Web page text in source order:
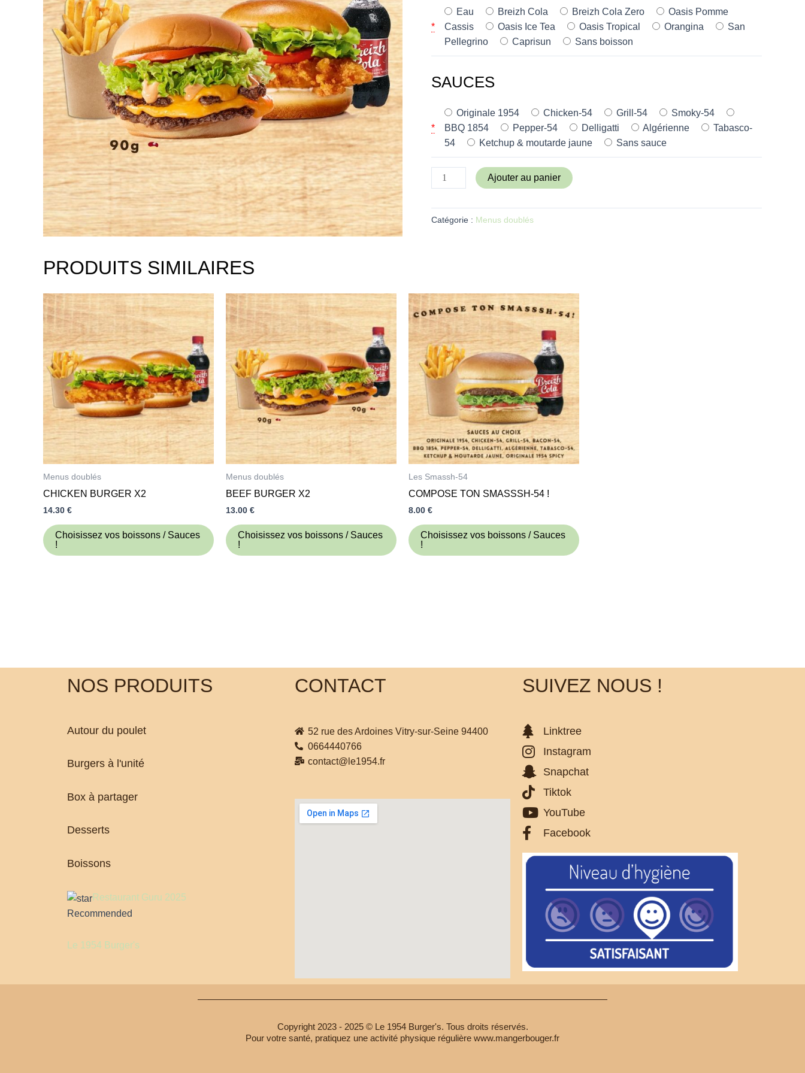
*
Eau Breizh Cola Breizh Cola Zero
Oasis Pomme
Cassis
Oasis Ice Tea Oasis Tropical Orangina
San
Pellegrino
Caprisun Sans boisson
SAUCES
*
Originale 1954 Chicken-54 Grill-54
Smoky-54
BBQ 1854
Pepper-54 Delligatti Algérienne
Tabasco-
54
Ketchup & moutarde jaune Sans sauce
Ajouter au panier
Catégorie : Menus doublés
PRODUITS SIMILAIRES
Menus doublés
CHICKEN BURGER X2
14.30 €
Choisissez vos boissons / Sauces
!
Menus doublés
BEEF BURGER X2
13.00 €
Choisissez vos boissons / Sauces
!
Les Smassh-54
COMPOSE TON SMASSSH-54 !
8.00 €
Choisissez vos boissons / Sauces
!
NOS PRODUITS
Autour du poulet
Burgers à l'unité
Box à partager
Desserts
Boissons
Restaurant Guru 2025
Recommended
Le 1954 Burger's
CONTACT
52 rue des Ardoines Vitry-sur-Seine 94400
0664440766
contact@le1954.fr
SUIVEZ NOUS !
Linktree
Instagram
Snapchat
Tiktok
YouTube
Facebook
Copyright 2023 - 2025 © Le 1954 Burger's. Tous droits réservés.
Pour votre santé, pratiquez une activité physique régulière www.mangerbouger.fr